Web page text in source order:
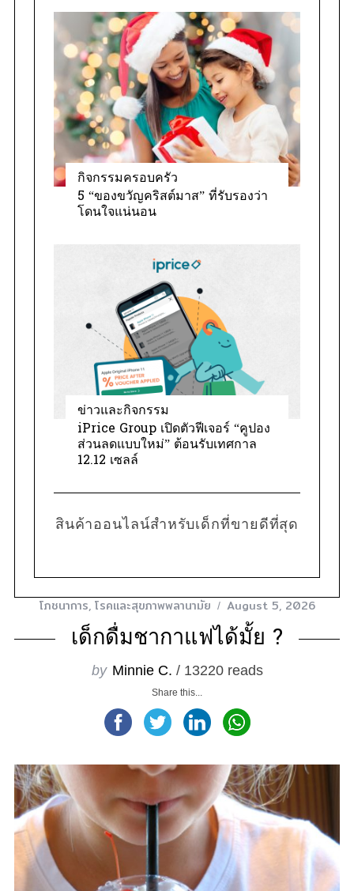
กิจกรรมครอบครัว
5 “ของขวัญคริสต์มาส” ที่รับรองว่า
โดนใจแน่นอน
ข่าวและกิจกรรม
iPrice Group เปิดตัวฟีเจอร์ “คูปอง
ส่วนลดแบบใหม่” ต้อนรับเทศกาล
12.12 เซลล์
สินค้าออนไลน์สำหรับเด็กที่ขายดีที่สุด
โภชนาการ, โรคและสุขภาพพลานามัย August 5, 2026
เด็กดื่มชากาแฟได้มั้ย ?
by Minnie C. / 13220 reads
Share this...
e
a
r
h
f